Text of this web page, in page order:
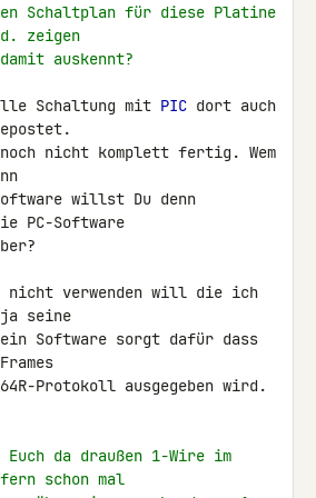
Schaltplan für diese Platine
zeigen
auskennt?
Schaltung mit PIC dort auch
nicht komplett fertig. Wem
willst Du denn
PC-Software
nicht verwenden will die ich
seine
Software sorgt dafür dass
Protokoll ausgegeben wird.
Euch da draußen 1-Wire im
schon mal